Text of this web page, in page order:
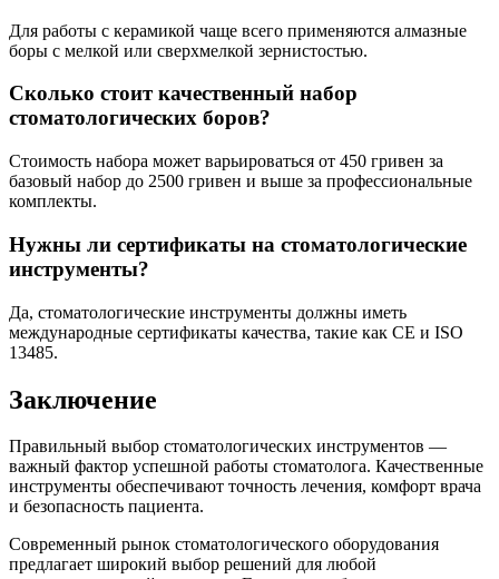
Для работы с керамикой чаще всего применяются алмазные
боры с мелкой или сверхмелкой зернистостью.
Сколько стоит качественный набор
стоматологических боров?
Стоимость набора может варьироваться от 450 гривен за
базовый набор до 2500 гривен и выше за профессиональные
комплекты.
Нужны ли сертификаты на стоматологические
инструменты?
Да, стоматологические инструменты должны иметь
международные сертификаты качества, такие как CE и ISO
13485.
Заключение
Правильный выбор стоматологических инструментов —
важный фактор успешной работы стоматолога. Качественные
инструменты обеспечивают точность лечения, комфорт врача
и безопасность пациента.
Современный рынок стоматологического оборудования
предлагает широкий выбор решений для любой